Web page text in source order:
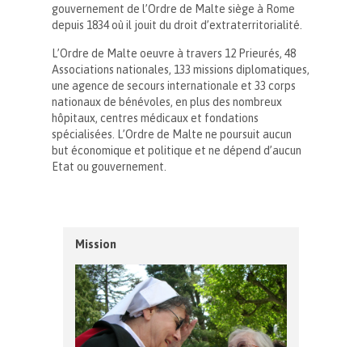
gouvernement de l’Ordre de Malte siège à Rome
depuis 1834 où il jouit du droit d’extraterritorialité.
L’Ordre de Malte oeuvre à travers 12 Prieurés, 48
Associations nationales, 133 missions diplomatiques,
une agence de secours internationale et 33 corps
nationaux de bénévoles, en plus des nombreux
hôpitaux, centres médicaux et fondations
spécialisées. L’Ordre de Malte ne poursuit aucun
but économique et politique et ne dépend d’aucun
Etat ou gouvernement.
Mission